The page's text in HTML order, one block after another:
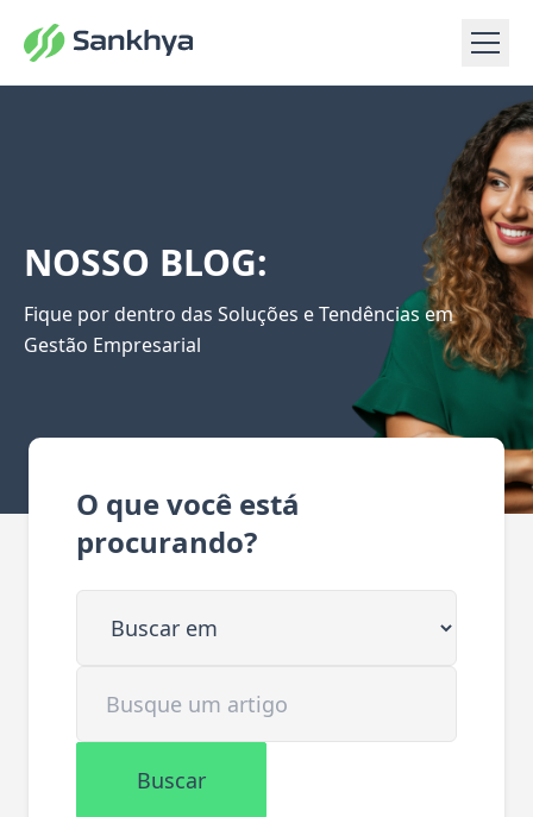
NOSSO BLOG:
Fique por dentro das Soluções e Tendências em
Gestão Empresarial
O que você está
procurando?
Buscar